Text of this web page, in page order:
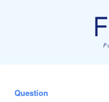
Question